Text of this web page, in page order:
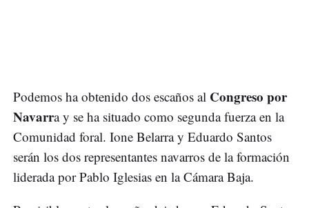
Podemos ha obtenido dos escaños al Congreso por
Navarra y se ha situado como segunda fuerza en la
Comunidad foral. Ione Belarra y Eduardo Santos
serán los dos representantes navarros de la formación
liderada por Pablo Iglesias en la Cámara Baja.